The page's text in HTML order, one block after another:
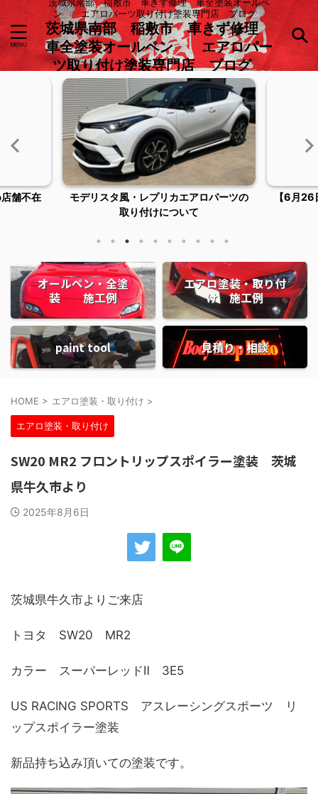
ン エアロパーツ取り付け塗装専門店 ブログ
茨城県南部 稲敷市 車きず修理
車全塗装オールペン エアロパー
ツ取り付け塗装専門店 ブログ
舗不在
モデリスタ風・レプリカエアロパーツの
取り付けについて
【6月
オールペン・全塗
装 施工例
エアロ塗装・取り付
け 施工例
paint tool 見積り・相談
HOME > エアロ塗装・取り付け >
エアロ塗装・取り付け
SW20 MR2 フロントリップスポイラー塗装 茨城
県牛久市より
2025年8月6日
茨城県牛久市よりご来店
トヨタ SW20 MR2
カラー スーパーレッドⅡ 3E5
US RACING SPORTS アスレーシングスポーツ リ
ップスポイラー塗装
新品持ち込み頂いての塗装です。